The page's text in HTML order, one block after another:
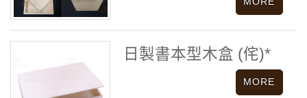
日製書本型木盒 (侘)*